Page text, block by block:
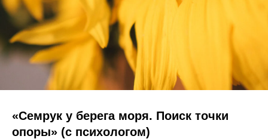
«Семрук у берега моря. Поиск точки
опоры» (с психологом)